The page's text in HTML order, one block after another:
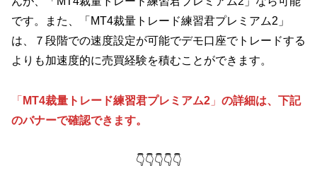
です。また、「MT4裁量トレード練習君プレミアム2」
は、７段階での速度設定が可能でデモ口座でトレードする
よりも加速度的に売買経験を積むことができます。
「 MT4裁量トレード練習君プレミアム2 」 の詳細は、下記
のバナーで確認できます。
👇👇👇👇👇